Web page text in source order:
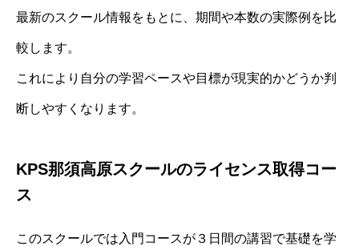
最新のスクール情報をもとに、期間や本数の実際例を比
較します。
これにより自分の学習ペースや目標が現実的かどうか判
断しやすくなります。
KPS那須高原スクールのライセンス取得コー
ス
このスクールでは入門コースが３日間の講習で基礎を学